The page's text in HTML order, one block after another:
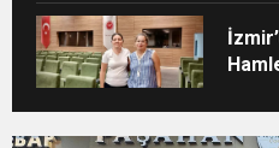
adımı